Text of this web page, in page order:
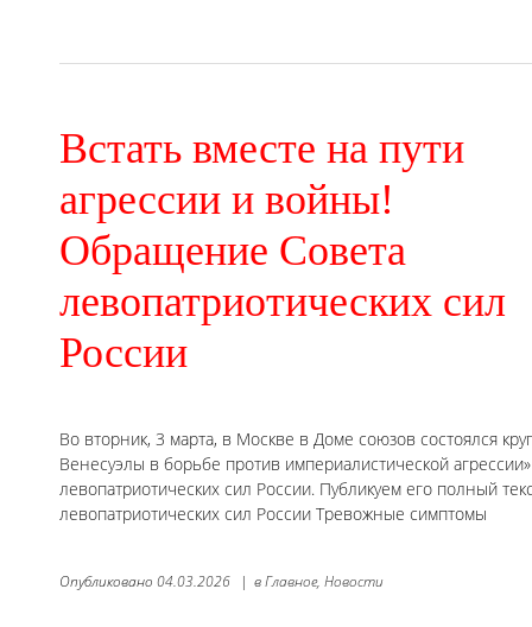
Встать вместе на пути
агрессии и войны!
Обращение Совета
левопатриотических сил
России
Во вторник, 3 марта, в Москве в Доме союзов состоялся
Венесуэлы в борьбе против империалистической
левопатриотических сил России. Публикуем его полный
левопатриотических сил России Тревожные симптомы
Опубликовано 04.03.2026 | вГлавное, Новости